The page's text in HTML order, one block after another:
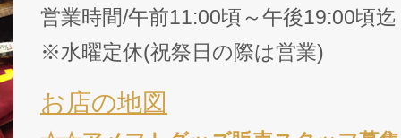
営業時間/午前11:00頃～午後19:00頃迄
※水曜定休(祝祭日の際は営業)
お店の地図